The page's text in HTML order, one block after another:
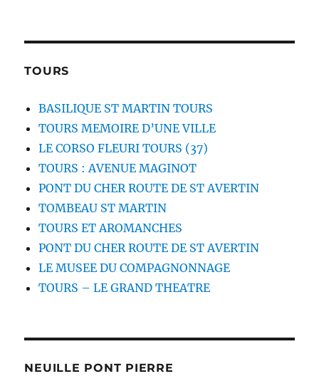
TOURS
BASILIQUE ST MARTIN TOURS
TOURS MEMOIRE D’UNE VILLE
LE CORSO FLEURI TOURS (37)
TOURS : AVENUE MAGINOT
PONT DU CHER ROUTE DE ST AVERTIN
TOMBEAU ST MARTIN
TOURS ET AROMANCHES
PONT DU CHER ROUTE DE ST AVERTIN
LE MUSEE DU COMPAGNONNAGE
TOURS – LE GRAND THEATRE
NEUILLE PONT PIERRE